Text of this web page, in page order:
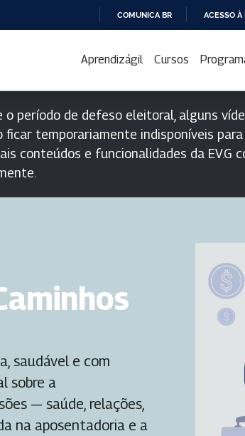
PARA
CONTEÚDO
COMUNICA BR ACESSO À
Aprendizágil Cursos
o período de defeso eleitoral, alguns
ficar temporariamente indisponíveis
conteúdos e funcionalidades da EV.G
saudável e com
sobre a
— saúde, relações,
na aposentadoria e a